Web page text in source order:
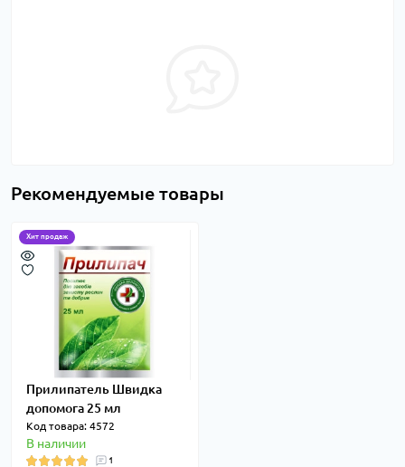
Рекомендуемые товары
Хит продаж
Прилипатель Швидка
допомога 25 мл
Код товара: 4572
В наличии
1